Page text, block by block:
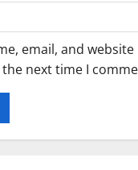
email, and
next time I